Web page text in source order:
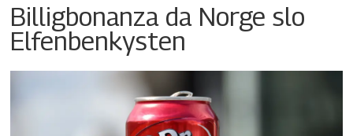
Billigbonanza da Norge slo
Elfenbenkysten